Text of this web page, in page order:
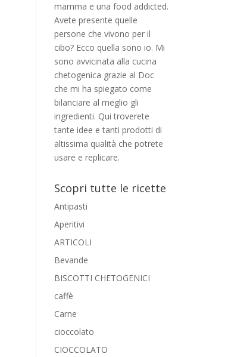
mamma e una food addicted.
Avete presente quelle
persone che vivono per il
cibo? Ecco quella sono io. Mi
sono avvicinata alla cucina
chetogenica grazie al Doc
che mi ha spiegato come
bilanciare al meglio gli
ingredienti. Qui troverete
tante idee e tanti prodotti di
altissima qualità che potrete
usare e replicare.
Scopri tutte le ricette
Antipasti
Aperitivi
ARTICOLI
Bevande
BISCOTTI CHETOGENICI
caffè
Carne
cioccolato
CIOCCOLATO